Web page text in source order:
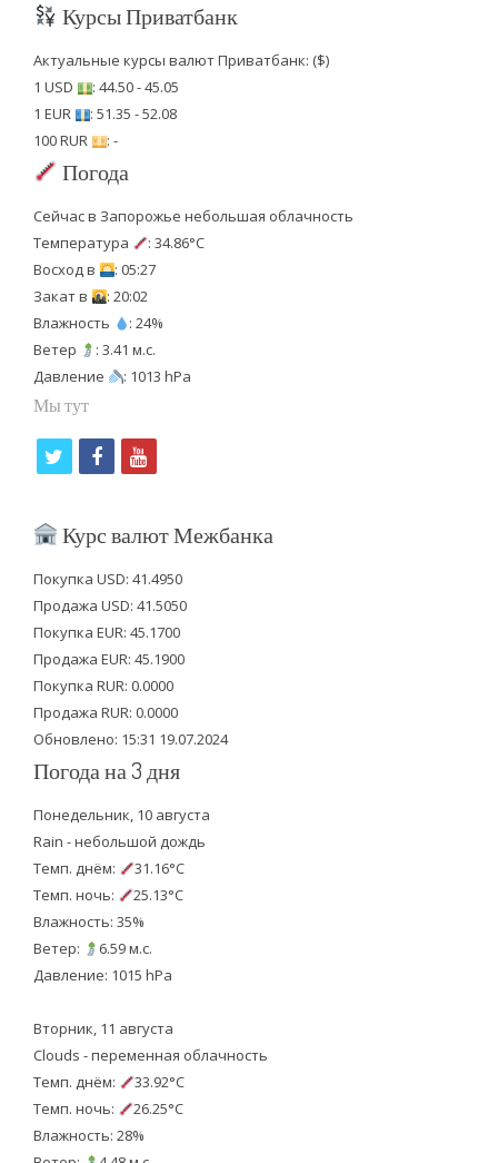
Курсы Приватбанк
Актуальные курсы валют Приватбанк: ($)
1 USD
: 44.50 - 45.05
1 EUR
: 51.35 - 52.08
100 RUR
: -
Погода
Сейчас в Запорожье небольшая облачность
Температура
: 34.86°C
Восход в
: 05:27
Закат в
: 20:02
Влажность
: 24%
Ветер
: 3.41 м.с.
Давление
: 1013 hPa
Мы тут
i
t
e
r
f
c
b
o
o
k
y
u
u
b
e
Курс валют Межбанка
Покупка USD: 41.4950
Продажа USD: 41.5050
Покупка EUR: 45.1700
Продажа EUR: 45.1900
Покупка RUR: 0.0000
Продажа RUR: 0.0000
Обновлено: 15:31 19.07.2024
Погода на 3 дня
Понедельник, 10 августа
Rain - небольшой дождь
Темп. днём:
31.16°C
Темп. ночь:
25.13°C
Влажность: 35%
Ветер:
6.59 м.с.
Давление: 1015 hPa
Вторник, 11 августа
Clouds - переменная облачность
Темп. днём:
33.92°C
Темп. ночь:
26.25°C
Влажность: 28%